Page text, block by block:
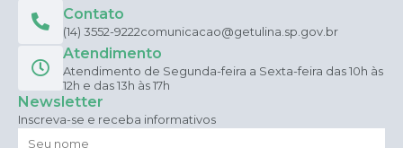
Contato
(14) 3552-9222comunicacao@getulina.sp.gov.br
Atendimento
Atendimento de Segunda-feira a Sexta-feira das 10h às
12h e das 13h às 17h
Newsletter
Inscreva-se e receba informativos